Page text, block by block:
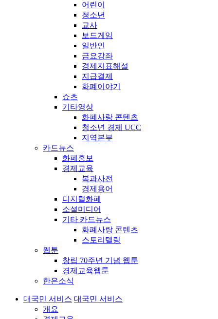
어린이
청소년
교사
보드게임
일반인
금요강좌
경제지표해설
지급결제
화폐이야기
쇼츠
기타영상
화폐사랑 콘텐츠
청소년 경제 UCC
지역본부
카드뉴스
화폐홍보
경제교육
복과사전
경제용어
디지털화폐
소셜미디어
기타 카드뉴스
화폐사랑 콘텐츠
스토리텔링
웹툰
창립 70주년 기념 웹툰
경제교육웹툰
한은소식
대국민 서비스 대국민 서비스
개요